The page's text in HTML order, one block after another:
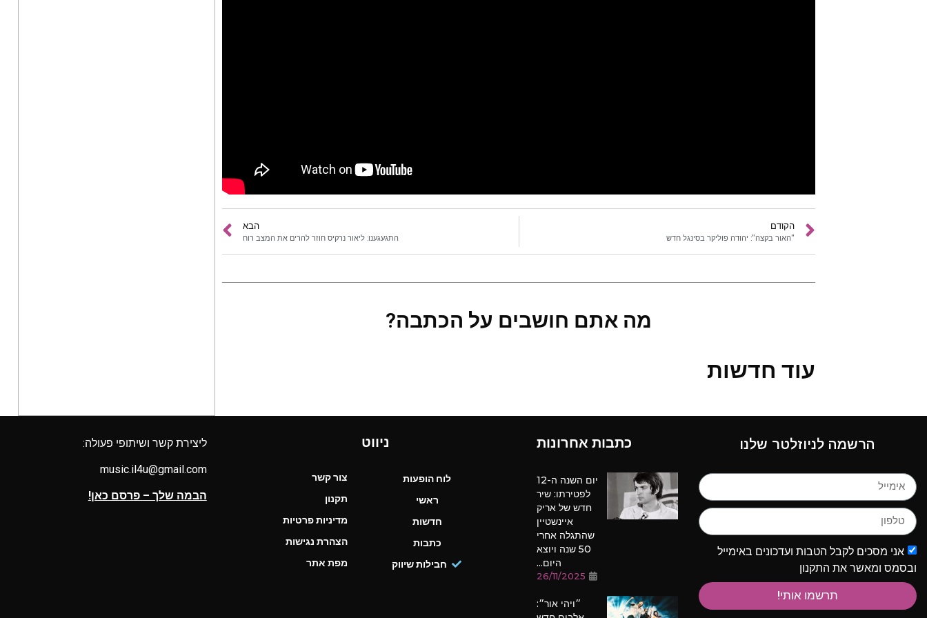
הקודם
"האור בקצה": יהודה פוליקר בסינגל חדש
הבא
התגעגענו: ליאור נרקיס חוזר להרים את המצב רוח
מה אתם חושבים על הכתבה?
עוד חדשות
הרשמה לניוזלטר שלנו
אני מסכים לקבל הטבות ועדכונים באימייל
ובסמס ומאשר את התקנון
תרשמו אותי!
כתבות אחרונות
יום השנה ה-12
לפטירתו: שיר
חדש של אריק
איינשטיין
שהתגלה אחרי
50 שנה ויוצא
היום...
26/11/2025
״ויהי אור״:
ניווט
לוח הופעות
ראשי
חדשות
כתבות
חבילות שיווק
צור קשר
תקנון
מדיניות פרטיות
הצהרת נגישות
מפת אתר
ליצירת קשר ושיתופי פעולה:
music.il4u@gmail.com
הבמה שלך – פרסם כאן!